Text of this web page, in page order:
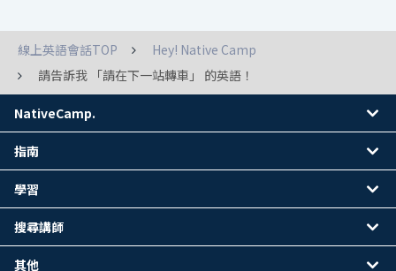
線上英語會話TOP
Hey! Native Camp
請告訴我 「請在下一站轉車」 的英語！
NativeCamp.
指南
學習
搜尋講師
其他